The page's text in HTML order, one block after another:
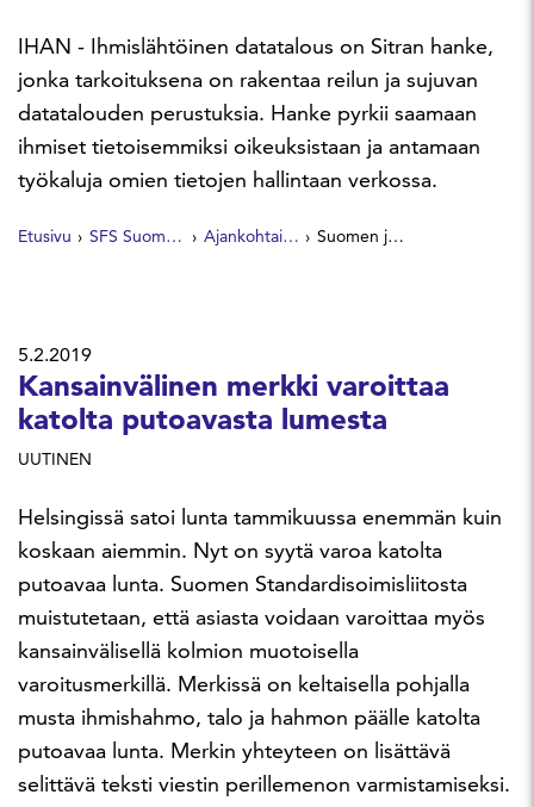
IHAN - Ihmislähtöinen datatalous on Sitran hanke,
jonka tarkoituksena on rakentaa reilun ja sujuvan
datatalouden perustuksia. Hanke pyrkii saamaan
ihmiset tietoisemmiksi oikeuksistaan ja antamaan
työkaluja omien tietojen hallintaan verkossa.
Etusivu SFS Suomen Standardit Ajankohtaista Suomen johdolla reilulle datataloudelle yhteiset tekniset vaatimusmäärittelyt Eurooppaan
5.2.2019
Kansainvälinen merkki varoittaa
katolta putoavasta lumesta
UUTINEN
Helsingissä satoi lunta tammikuussa enemmän kuin
koskaan aiemmin. Nyt on syytä varoa katolta
putoavaa lunta. Suomen Standardisoimisliitosta
muistutetaan, että asiasta voidaan varoittaa myös
kansainvälisellä kolmion muotoisella
varoitusmerkillä. Merkissä on keltaisella pohjalla
musta ihmishahmo, talo ja hahmon päälle katolta
putoavaa lunta. Merkin yhteyteen on lisättävä
selittävä teksti viestin perillemenon varmistamiseksi.